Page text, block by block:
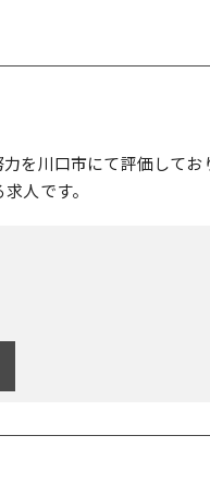
を川口市にて評価して
人です。